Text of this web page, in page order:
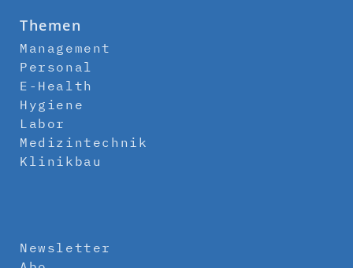
Themen
Management
Personal
E-Health
Hygiene
Labor
Medizintechnik
Klinikbau
Newsletter